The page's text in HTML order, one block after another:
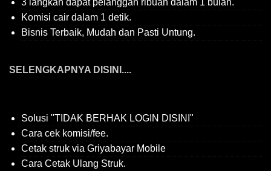
3 langkah dapat pelanggan ribuan dalam 1 bulan.
Komisi cair dalam 1 detik.
Bisnis Terbaik, Mudah dan Pasti Untung.
SELENGKAPNYA DISINI....
Solusi "TIDAK BERHAK LOGIN DISINI"
Cara cek komisi/fee.
Cetak struk via Griyabayar Mobile
Cara Cetak Ulang Struk.